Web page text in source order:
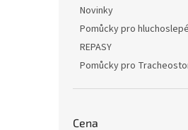
Novinky
Pomůcky pro hluchoslepé
REPASY
Pomůcky pro
Cena